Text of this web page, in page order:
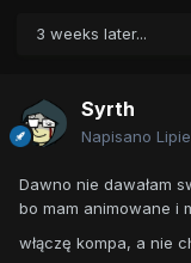
3 weeks later...
Syrth
Napisano
Dawno nie dawałam
bo mam animowane i
włączę kompa, a nie